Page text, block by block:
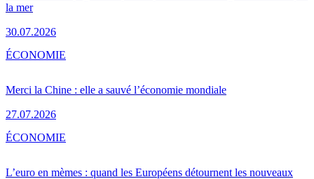
la mer
30.07.2026
Merci la Chine : elle a sauvé l’économie mondiale
27.07.2026
ÉCONOMIE
L’euro en mèmes : quand les Européens détournent les nouveaux
ÉCONOMIE